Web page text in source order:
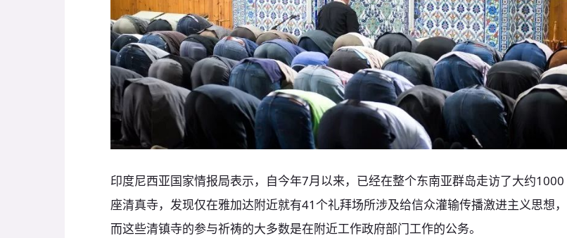
印度尼西亚国家情报局表示，自今年7月以来，已经在整个东南亚群岛走访了大约1000
座清真寺，发现仅在雅加达附近就有41个礼拜场所涉及给信众灌输传播激进主义思想，
而这些清镇寺的参与祈祷的大多数是在附近工作政府部门工作的公务。